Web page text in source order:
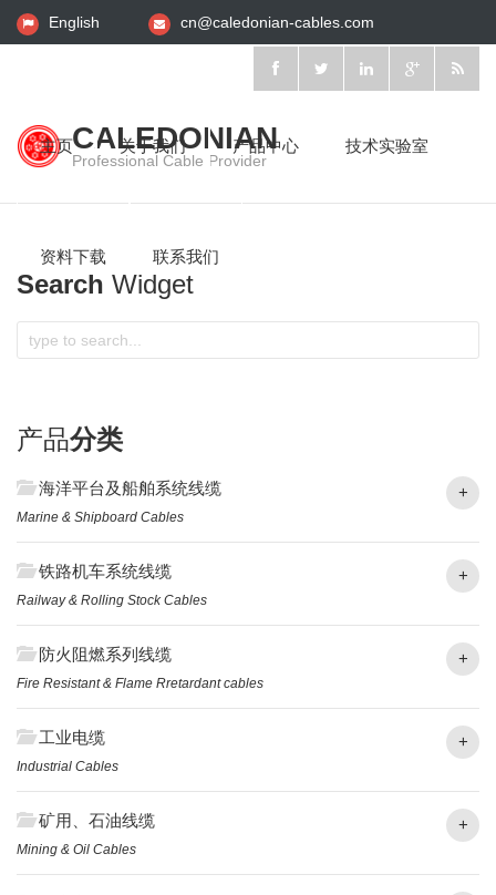
English cn@caledonian-cables.com
CALEDONIAN
Professional Cable Provider
主页 关于我们 产品中心 技术实验室
资料下载 联系我们
Search Widget
产品分类
海洋平台及船舶系统线缆 +
Marine & Shipboard Cables
铁路机车系统线缆 +
Railway & Rolling Stock Cables
防火阻燃系列线缆 +
Fire Resistant & Flame Rretardant cables
工业电缆 +
Industrial Cables
矿用、石油线缆 +
Mining & Oil Cables